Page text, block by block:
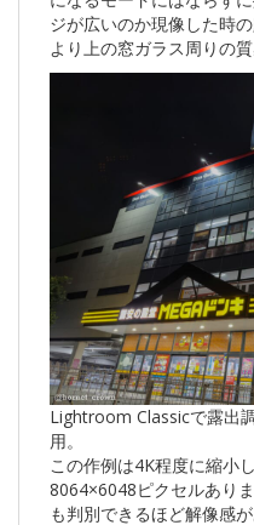
ジが広いのか現像した時
より上の窓ガラス周りの
Lightroom Classicで露出
用。
この作例は4K程度に縮小
8064×6048ピクセルあり
も判別できるほど解像感が